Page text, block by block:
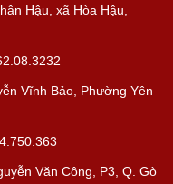
Hậu, xã Hòa Hậu,
Vĩnh Bảo, Phường Yên
Văn Công, P3, Q. Gò